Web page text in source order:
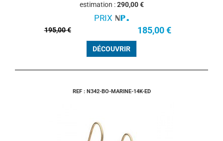
estimation :290,00 €
PRIX
195,00 € 185,00 €
DÉCOUVRIR
REF : N342-BO-MARINE-14K-ED